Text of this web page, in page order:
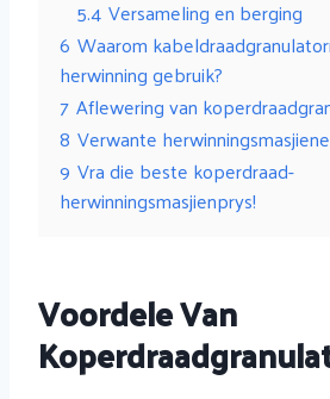
5.4 Versameling en berging
6 Waarom
herwinning gebruik?
7 Aflewering van
8 Verwante herwinningsmasjiene
9 Vra die beste koperdraad-
herwinningsmasjienprys!
Voordele Van